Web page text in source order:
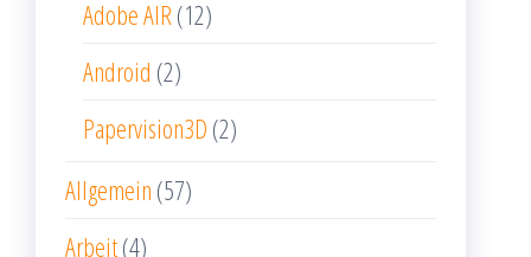
Adobe AIR (12)
Android (2)
Papervision3D (2)
Allgemein (57)
Arbeit(4)